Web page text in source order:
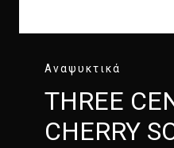
Αναψυκτικά
THREE
CHERRY